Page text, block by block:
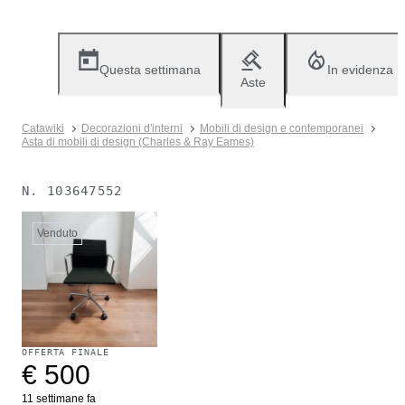
Questa settimana
Aste
In evidenza
Catawiki Decorazioni d'interni
Mobili di design e contemporanei
Asta di mobili di design (Charles & Ray Eames)
N. 103647552
Venduto
OFFERTA FINALE
€ 500
11 settimane fa